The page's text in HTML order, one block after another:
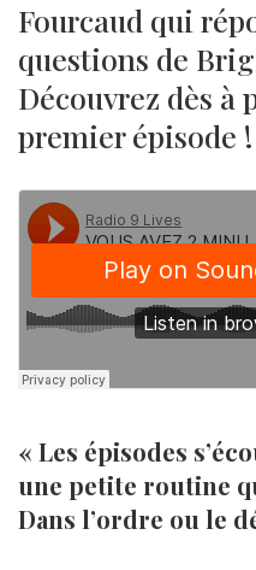
Fourcaud qui
questions de
Découvrez dès à
premier épisode !
« Les épisodes
une petite routine
Dans l’ordre ou le